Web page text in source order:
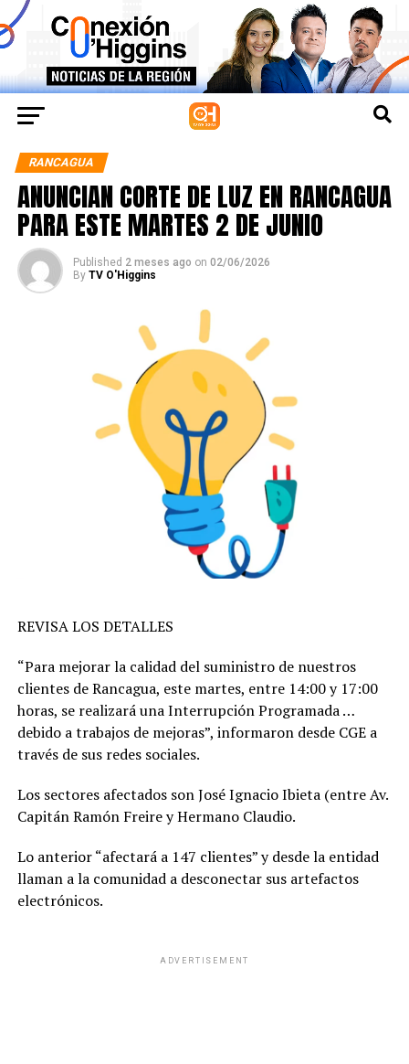
RANCAGUA
ANUNCIAN CORTE DE LUZ EN RANCAGUA
PARA ESTE MARTES 2 DE JUNIO
Published 2 meses ago on 02/06/2026
By TV O'Higgins
REVISA LOS DETALLES
“Para mejorar la calidad del suministro de nuestros
clientes de Rancagua, este martes, entre 14:00 y 17:00
horas, se realizará una Interrupción Programada …
debido a trabajos de mejoras”, informaron desde CGE a
través de sus redes sociales.
Los sectores afectados son José Ignacio Ibieta (entre Av.
Capitán Ramón Freire y Hermano Claudio.
Lo anterior “afectará a 147 clientes” y desde la entidad
llaman a la comunidad a desconectar sus artefactos
electrónicos.
ADVERTISEMENT